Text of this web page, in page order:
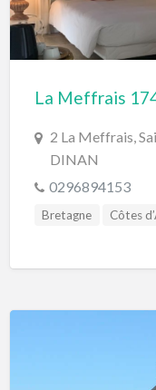
2 La Meffrais,
DINAN
0296894153
Bretagne Côtes